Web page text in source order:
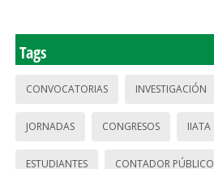
Tags
CONVOCATORIAS INVESTIGACIÓN
JORNADAS CONGRESOS IIATA
ESTUDIANTES CONTADOR PÚBLICO